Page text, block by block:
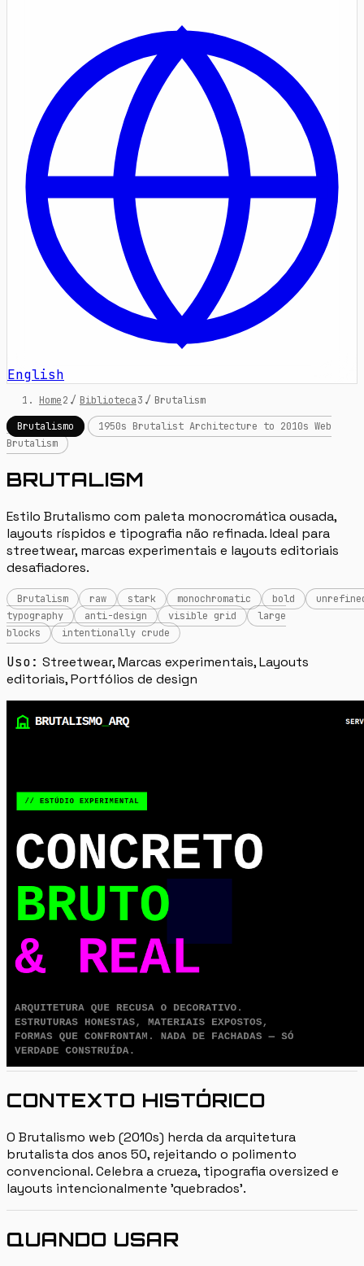
English
Home / Biblioteca / Brutalism
Brutalismo
1950s Brutalist Architecture to 2010s Web
Brutalism
BRUTALISM
Estilo Brutalismo com paleta monocromática ousada,
layouts ríspidos e tipografia não refinada. Ideal para
streetwear, marcas experimentais e layouts editoriais
desafiadores.
Brutalism raw stark monochromatic bold
typography
anti-design visible grid
large
blocks
intentionally crude
Uso: Streetwear, Marcas experimentais, Layouts
editoriais, Portfólios de design
CONTEXTO HISTÓRICO
O Brutalismo web (2010s) herda da arquitetura
brutalista dos anos 50, rejeitando o polimento
convencional. Celebra a crueza, tipografia oversized e
layouts intencionalmente 'quebrados'.
QUANDO USAR